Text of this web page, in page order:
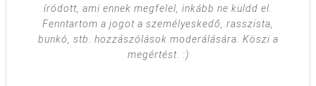
íródott, ami ennek megfelel, inkább ne küldd el.
Fenntartom a jogot a személyeskedő, rasszista,
bunkó, stb. hozzászólások moderálására. Köszi a
megértést. :)